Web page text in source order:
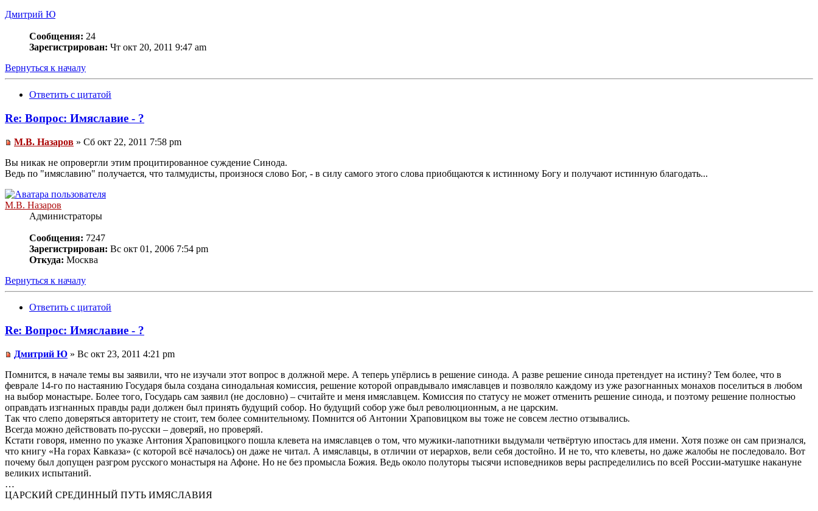
Дмитрий Ю
Сообщения: 24
Зарегистрирован: Чт окт 20, 2011 9:47 am
Вернуться к началу
Ответить с цитатой
Re: Вопрос: Имяславие - ?
М.В. Назаров » Сб окт 22, 2011 7:58 pm
Вы никак не опровергли этим процитированное суждение Синода.
Ведь по "имяславию" получается, что талмудисты, произнося слово Бог, - в силу самого этого слова приобщаются к истинному Богу и получают истинную благодать...
М.В. Назаров
Администраторы
Сообщения: 7247
Зарегистрирован: Вс окт 01, 2006 7:54 pm
Откуда: Москва
Вернуться к началу
Ответить с цитатой
Re: Вопрос: Имяславие - ?
Дмитрий Ю » Вс окт 23, 2011 4:21 pm
Помнится, в начале темы вы заявили, что не изучали этот вопрос в должной мере. А теперь упёрлись в решение синода. А разве решение синода претендует на истину? Тем более, что в
феврале 14-го по настаянию Государя была создана синодальная комиссия, решение которой оправдывало имяславцев и позволяло каждому из уже разогнанных монахов поселиться в любом
на выбор монастыре. Более того, Государь сам заявил (не дословно) – считайте и меня имяславцем. Комиссия по статусу не может отменить решение синода, и поэтому решение полностью
оправдать изгнанных правды ради должен был принять будущий собор. Но будущий собор уже был революционным, а не царским.
Так что слепо доверяться авторитету не стоит, тем более сомнительному. Помнится об Антонии Храповицком вы тоже не совсем лестно отзывались.
Всегда можно действовать по-русски – доверяй, но проверяй.
Кстати говоря, именно по указке Антония Храповицкого пошла клевета на имяславцев о том, что мужики-лапотники выдумали четвёртую ипостась для имени. Хотя позже он сам признался,
что книгу «На горах Кавказа» (с которой всё началось) он даже не читал. А имяславцы, в отличии от иерархов, вели себя достойно. И не то, что клеветы, но даже жалобы не последовало. Вот
почему был допущен разгром русского монастыря на Афоне. Но не без промысла Божия. Ведь около полуторы тысячи исповедников веры распределились по всей России-матушке накануне
великих испытаний.
…
ЦАРСКИЙ СРЕДИННЫЙ ПУТЬ ИМЯСЛАВИЯ